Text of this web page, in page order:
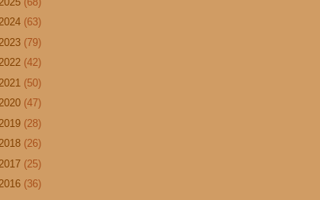
(63)
2023 (79)
(42)
2021 (50)
(47)
2019 (28)
(26)
2017 (25)
(36)